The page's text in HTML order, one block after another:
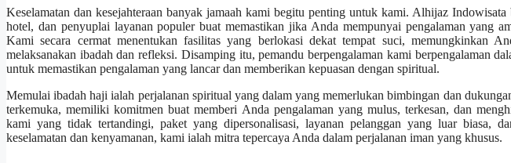
Keselamatan dan kesejahteraan banyak jamaah kami begitu penting untuk kami. Alhijaz Indowisata
hotel, dan penyuplai layanan populer buat memastikan jika Anda mempunyai pengalaman yang
Kami secara cermat menentukan fasilitas yang berlokasi dekat tempat suci, memungkinkan
melaksanakan ibadah dan refleksi. Disamping itu, pemandu berpengalaman kami berpengalaman
untuk memastikan pengalaman yang lancar dan memberikan kepuasan dengan spiritual.
Memulai ibadah haji ialah perjalanan spiritual yang dalam yang memerlukan bimbingan dan
terkemuka, memiliki komitmen buat memberi Anda pengalaman yang mulus, terkesan, dan
kami yang tidak tertandingi, paket yang dipersonalisasi, layanan pelanggan yang luar biasa,
keselamatan dan kenyamanan, kami ialah mitra tepercaya Anda dalam perjalanan iman yang khusus.